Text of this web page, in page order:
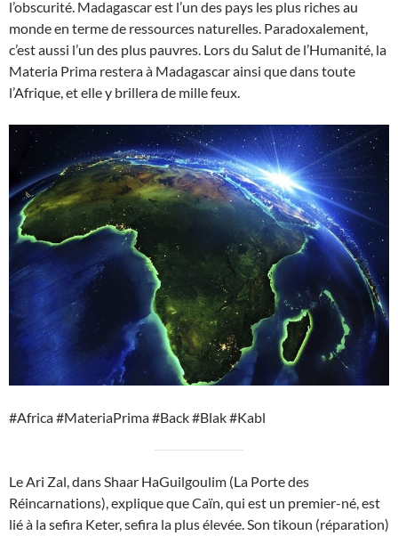
l’obscurité. Madagascar est l’un des pays les plus riches au
monde en terme de ressources naturelles. Paradoxalement,
c’est aussi l’un des plus pauvres. Lors du Salut de l’Humanité, la
Materia Prima restera à Madagascar ainsi que dans toute
l’Afrique, et elle y brillera de mille feux.
#Africa #MateriaPrima #Back #Blak #Kabl
Le Ari Zal, dans Shaar HaGuilgoulim (La Porte des
Réincarnations), explique que Caïn, qui est un premier-né, est
lié à la sefira Keter, sefira la plus élevée. Son tikoun (réparation)